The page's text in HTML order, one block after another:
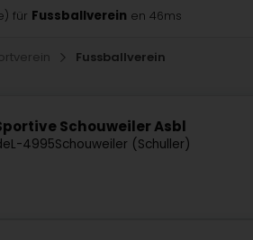
für Fussballverein en 46ms
Fussballverein
Schouweiler Asbl
L-4995Schouweiler (Schuller)